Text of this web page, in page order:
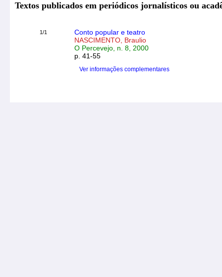
Textos publicados em periódicos jornalísticos ou
1/1
Conto popular e teatro
NASCIMENTO, Braulio
O Percevejo, n. 8, 2000
p. 41-55
Ver informações complementares